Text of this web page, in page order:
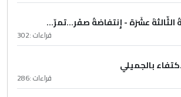
الثّالثةَ عشَرَة - إِنتفاضةُ صفَر…تمرّ...
قراءات :302
بالجميلي
قراءات :286